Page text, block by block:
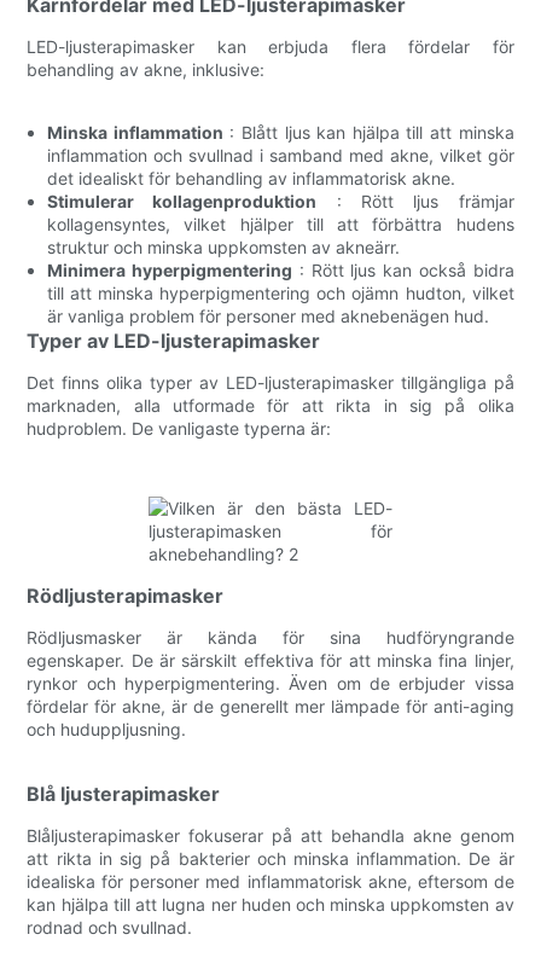
LED-ljusterapimasker kan erbjuda flera fördelar för
behandling av akne, inklusive:
Minska inflammation : Blått ljus kan hjälpa till att minska
inflammation och svullnad i samband med akne, vilket gör
det idealiskt för behandling av inflammatorisk akne.
Stimulerar kollagenproduktion : Rött ljus främjar
kollagensyntes, vilket hjälper till att förbättra hudens
struktur och minska uppkomsten av akneärr.
Minimera hyperpigmentering : Rött ljus kan också bidra
till att minska hyperpigmentering och ojämn hudton, vilket
är vanliga problem för personer med aknebenägen hud.
Typer av LED-ljusterapimasker
Det finns olika typer av LED-ljusterapimasker tillgängliga på
marknaden, alla utformade för att rikta in sig på olika
hudproblem. De vanligaste typerna är:
Rödljusterapimasker
Rödljusmasker är kända för sina hudföryngrande
egenskaper. De är särskilt effektiva för att minska fina linjer,
rynkor och hyperpigmentering. Även om de erbjuder vissa
fördelar för akne, är de generellt mer lämpade för anti-aging
och huduppljusning.
Blå ljusterapimasker
Blåljusterapimasker fokuserar på att behandla akne genom
att rikta in sig på bakterier och minska inflammation. De är
idealiska för personer med inflammatorisk akne, eftersom de
kan hjälpa till att lugna ner huden och minska uppkomsten av
rodnad och svullnad.